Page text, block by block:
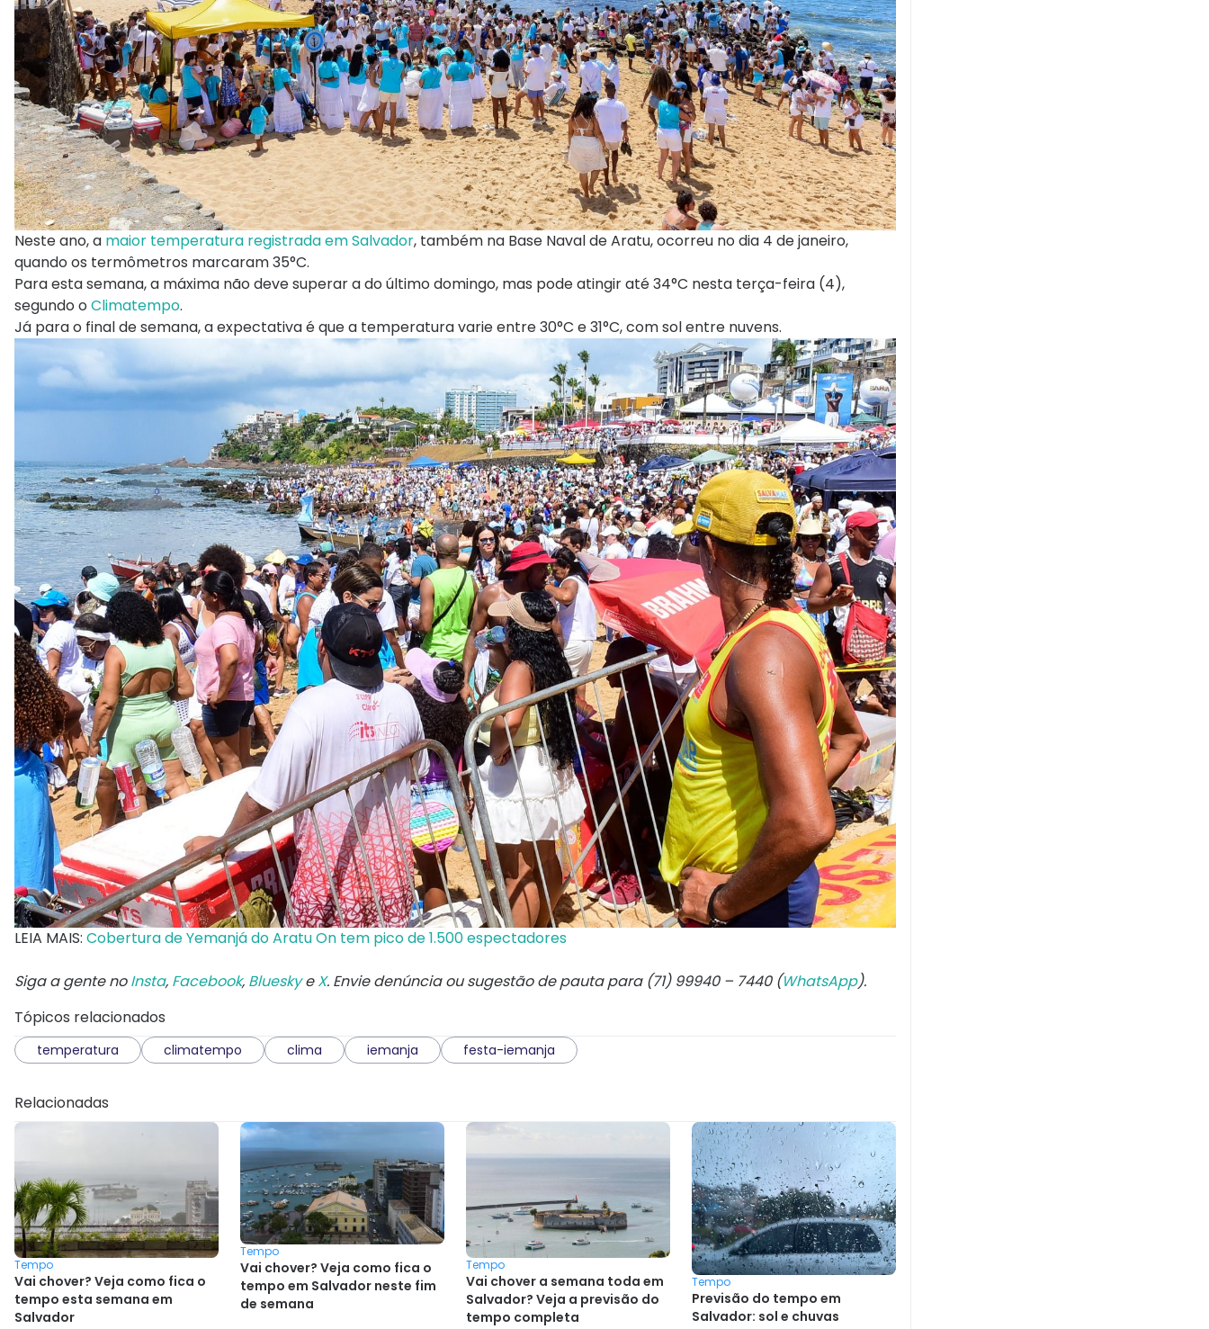
Neste ano, a maior temperatura registrada em Salvador, também na Base Naval de Aratu, ocorreu no dia 4 de janeiro,
quando os termômetros marcaram 35°C.
Para esta semana, a máxima não deve superar a do último domingo, mas pode atingir até 34°C nesta terça-feira (4),
segundo o Climatempo.
Já para o final de semana, a expectativa é que a temperatura varie entre 30°C e 31°C, com sol entre nuvens.
LEIA MAIS: Cobertura de Yemanjá do Aratu On tem pico de 1.500 espectadores
Siga a gente noInsta, Facebook, BlueskyeX. Envie denúncia ou sugestão de pauta para (71) 99940 – 7440 (WhatsApp).
Tópicos relacionados
temperatura climatempo clima iemanja festa-iemanja
Relacionadas
Tempo
Vai chover? Veja como fica o
tempo esta semana em
Salvador
Tempo
Vai chover? Veja como fica o
tempo em Salvador neste fim
de semana
Tempo
Vai chover a semana toda em
Salvador? Veja a previsão do
tempo completa
Tempo
Previsão do tempo em
Salvador: sol e chuvas